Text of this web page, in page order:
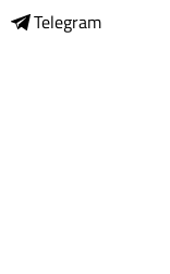
Telegram